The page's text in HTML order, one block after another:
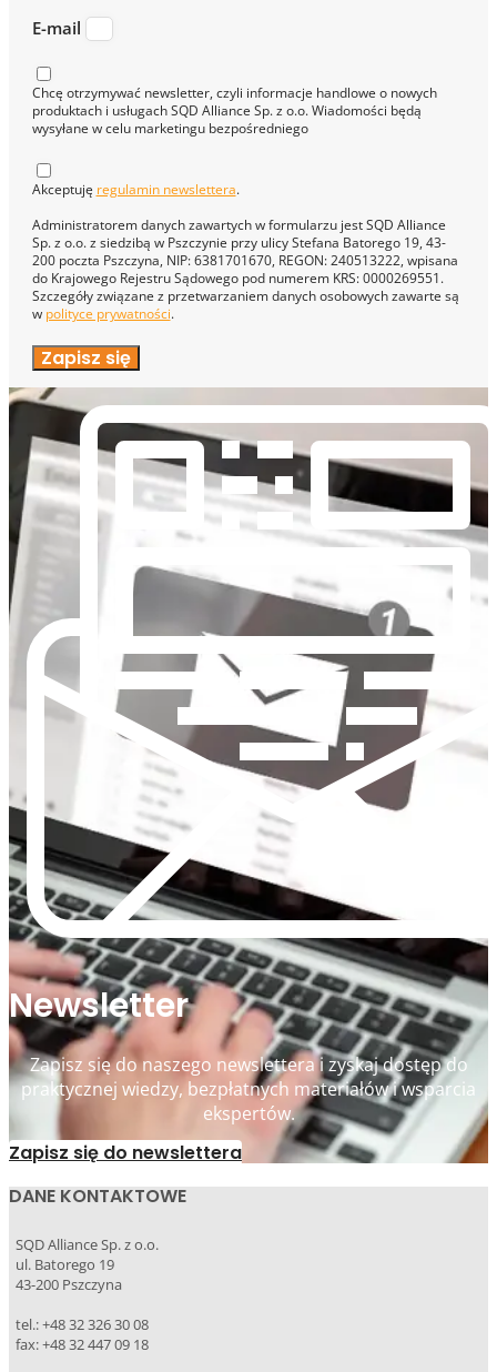
E-mail
Chcę otrzymywać newsletter, czyli informacje handlowe o nowych
produktach i usługach SQD Alliance Sp. z o.o. Wiadomości będą
wysyłane w celu marketingu bezpośredniego
Akceptuję regulamin newslettera.
Administratorem danych zawartych w formularzu jest SQD Alliance
Sp. z o.o. z siedzibą w Pszczynie przy ulicy Stefana Batorego 19, 43-
200 poczta Pszczyna, NIP: 6381701670, REGON: 240513222, wpisana
do Krajowego Rejestru Sądowego pod numerem KRS: 0000269551.
Szczegóły związane z przetwarzaniem danych osobowych zawarte są
w polityce prywatności.
Zapisz się
Newsletter
Zapisz się do naszego newslettera i zyskaj dostęp do
praktycznej wiedzy, bezpłatnych materiałów i wsparcia
ekspertów.
Zapisz się do newslettera
DANE KONTAKTOWE
SQD Alliance Sp. z o.o.
ul. Batorego 19
43-200 Pszczyna
tel.: +48 32 326 30 08
fax: +48 32 447 09 18